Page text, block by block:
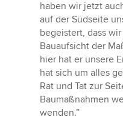
haben wir jetzt
auf der Südseite
begeistert, dass
Bauaufsicht der
hier hat er unsere
hat sich um alles
Rat und Tat zur
Baumaßnahmen
wenden.”